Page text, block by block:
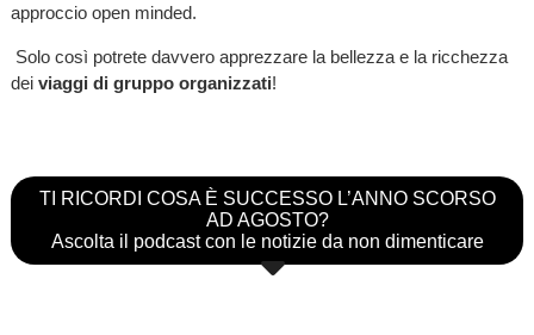
approccio open minded.
Solo così potrete davvero apprezzare la bellezza e la ricchezza
dei viaggi di gruppo organizzati!
TI RICORDI COSA È SUCCESSO L’ANNO SCORSO
AD AGOSTO?
Ascolta il podcast con le notizie da non dimenticare